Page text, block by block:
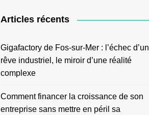
Articles récents
Gigafactory de Fos-sur-Mer : l’échec d’un
rêve industriel, le miroir d’une réalité
complexe
Comment financer la croissance de son
entreprise sans mettre en péril sa